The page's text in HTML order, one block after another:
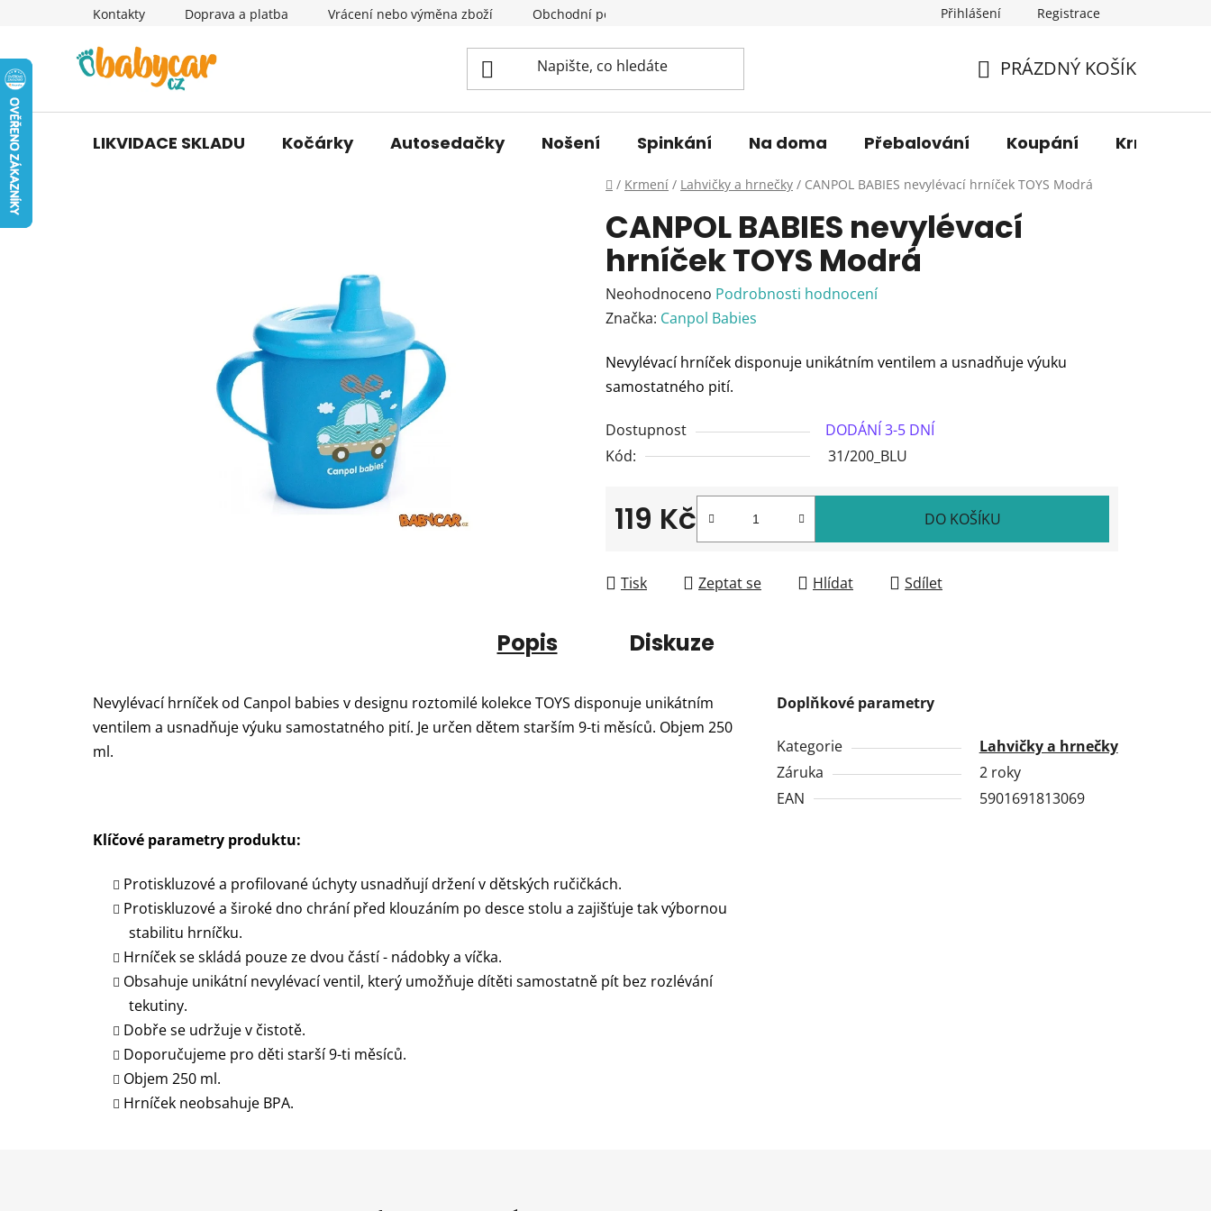
Kontakty Doprava a platba Vrácení nebo výměna zboží Obchodní podmínky Věrnostní sleva O nás
Přihlášení Registrace
KOŠÍK
PRÁZDNÝ KOŠÍK
LIKVIDACE SKLADU Kočárky Autosedačky Nošení Spinkání Na doma Přebalování Koupání Krmení
Domů
/ Krmení / Lahvičky a hrnečky / CANPOL BABIES nevylévací hrníček TOYS Modrá
CANPOL BABIES nevylévací
hrníček TOYS Modrá
Průměrné
hodnocení
je
0,0
5
hvězdiček.
Neohodnoceno Podrobnosti hodnocení
Značka: Canpol Babies
Nevylévací hrníček disponuje unikátním ventilem a usnadňuje výuku
samostatného pití.
Dostupnost
DODÁNÍ 3-5 DNÍ
Kód:
31/200_BLU
119 Kč
Měrná cena:
DO KOŠÍKU
Tisk Zeptat se Hlídat Sdílet
Popis Diskuze
Nevylévací hrníček od Canpol babies v designu roztomilé kolekce TOYS disponuje unikátním
ventilem a usnadňuje výuku samostatného pití. Je určen dětem starším 9-ti měsíců. Objem 250
ml.
Klíčové parametry produktu:
Protiskluzové a profilované úchyty usnadňují držení v dětských ručičkách.
Protiskluzové a široké dno chrání před klouzáním po desce stolu a zajišťuje tak výbornou
stabilitu hrníčku.
Hrníček se skládá pouze ze dvou částí - nádobky a víčka.
Obsahuje unikátní nevylévací ventil, který umožňuje dítěti samostatně pít bez rozlévání
tekutiny.
Dobře se udržuje v čistotě.
Doporučujeme pro děti starší 9-ti měsíců.
Objem 250 ml.
Hrníček neobsahuje BPA.
Doplňkové parametry
Kategorie
Lahvičky a hrnečky
Záruka
2 roky
EAN
5901691813069